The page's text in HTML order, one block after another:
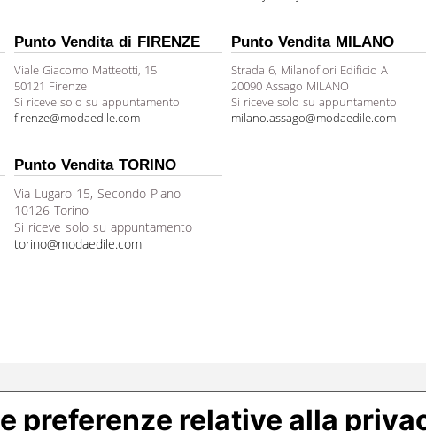
Punto Vendita di FIRENZE
Viale Giacomo Matteotti, 15
50121 Firenze
Si riceve solo su appuntamento
firenze@modaedile.com
Punto Vendita MILANO
Strada 6, Milanofiori Edificio A
20090 Assago MILANO
Si riceve solo su appuntamento
milano.assago@modaedile.com
Punto Vendita TORINO
Via Lugaro 15, Secondo Piano
10126 Torino
Si riceve solo su appuntamento
torino@modaedile.com
preferenze relative alla